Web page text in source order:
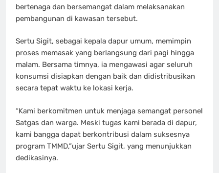
bertenaga dan bersemangat dalam melaksanakan
pembangunan di kawasan tersebut.
Sertu Sigit, sebagai kepala dapur umum, memimpin
proses memasak yang berlangsung dari pagi hingga
malam. Bersama timnya, ia mengawasi agar seluruh
konsumsi disiapkan dengan baik dan didistribusikan
secara tepat waktu ke lokasi kerja.
“Kami berkomitmen untuk menjaga semangat personel
Satgas dan warga. Meski tugas kami berada di dapur,
kami bangga dapat berkontribusi dalam suksesnya
program TMMD,”ujar Sertu Sigit, yang menunjukkan
dedikasinya.